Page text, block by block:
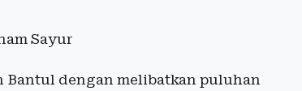
Sayur
dengan melibatkan puluhan